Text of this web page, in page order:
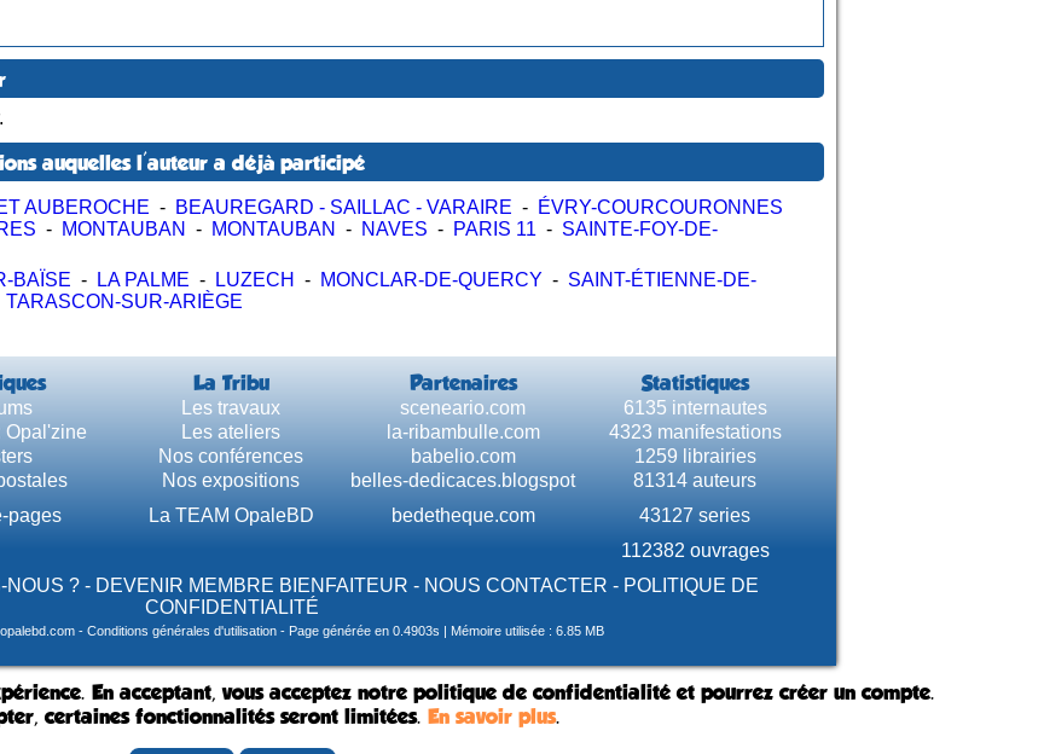
auquelles l'auteur a déjà participé
AUBEROCHE - BEAUREGARD - SAILLAC - VARAIRE - ÉVRY-COURCOURONNES
- MONTAUBAN - MONTAUBAN - NAVES - PARIS 11 - SAINTE-FOY-DE-
BAÏSE - LA PALME - LUZECH - MONCLAR-DE-QUERCY - SAINT-ÉTIENNE-DE-
TARASCON-SUR-ARIÈGE
La Tribu Partenaires Statistiques
Les travaux sceneario.com
6135 internautes
Opal'zine Les ateliers la-ribambulle.com
4323 manifestations
Nos conférences babelio.com
1259 librairies
Nos expositions belles-dedicaces.blogspot
81314 auteurs
pages La TEAM OpaleBD bedetheque.com
43127 series
112382 ouvrages
NOUS ? - DEVENIR MEMBRE BIENFAITEUR - NOUS CONTACTER - POLITIQUE DE
CONFIDENTIALITÉ
- Conditions générales d'utilisation - Page générée en 0.4903s | Mémoire utilisée : 6.85 MB
En acceptant, vous acceptez notre politique de confidentialité et pourrez créer un compte.
certaines fonctionnalités seront limitées. En savoir plus.